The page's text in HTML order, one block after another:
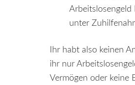
Arbeitslosengeld
unter
Ihr habt also keinen
ihr nur
Vermögen oder keine